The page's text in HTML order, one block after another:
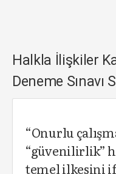
Halkla İlişkiler
Deneme
“Onurlu
“güvenilirlik”
temel ilkesini